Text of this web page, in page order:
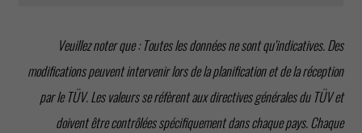
Veuillez noter que : Toutes les données ne sont qu'indicatives. Des
modifications peuvent intervenir lors de la planification et de la réception
par le TÜV. Les valeurs se réfèrent aux directives générales du TÜV et
doivent être contrôlées spécifiquement dans chaque pays. Chaque